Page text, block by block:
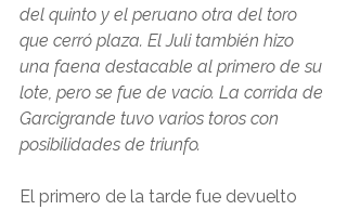
del quinto y el peruano otra del toro
que cerró plaza. El Juli también hizo
una faena destacable al primero de su
lote, pero se fue de vacío. La corrida de
Garcigrande tuvo varios toros con
posibilidades de triunfo.
El primero de la tarde fue devuelto